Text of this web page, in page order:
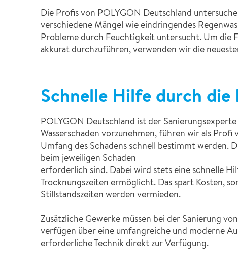
Die Profis von POLYGON Deutschland
verschiedene Mängel wie eindringendes
Probleme durch Feuchtigkeit untersucht. Um die
akkurat durchzuführen, verwenden wir die
Schnelle Hilfe durch die
POLYGON Deutschland ist der
Wasserschaden vorzunehmen, führen wir als
Umfang des Schadens schnell bestimmt werden.
beim jeweiligen Schaden
erforderlich sind. Dabei wird stets eine schnelle
Trocknungszeiten ermöglicht. Das spart Kosten,
Stillstandszeiten werden vermieden.
Zusätzliche Gewerke müssen bei der Sanierung
verfügen über eine umfangreiche und moderne
erforderliche Technik direkt zur Verfügung.